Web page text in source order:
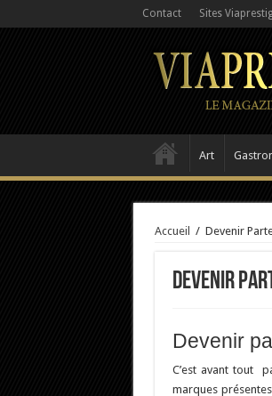
Contact Sites
Art
Accueil / Devenir
Devenir
Devenir
C’est avant tout
marques